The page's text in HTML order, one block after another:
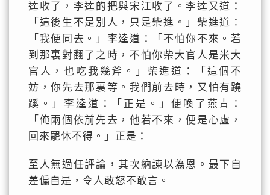
逵收了，李逵的把與宋江收了。李逵又道：
「這後生不是別人，只是柴進。」柴進道：
「我便同去。」李逵道：「不怕你不來。若
到那裏對翻了之時，不怕你柴大官人是米大
官人，也吃我幾斧。」柴進道：「這個不
妨，你先去那裏等。我們前去時，又怕有蹺
蹊。」李逵道：「正是。」便喚了燕青：
「俺兩個依前先去，他若不來，便是心虛，
回來罷休不得。」正是：
至人無過任評論，其次納諫以為恩。最下自
差偏自是，令人敢怒不敢言。